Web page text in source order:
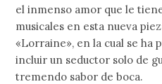
el inmenso amor que le
musicales en esta nueva
«Lorraine», en la cual se ha
incluir un seductor solo de
tremendo sabor de boca.